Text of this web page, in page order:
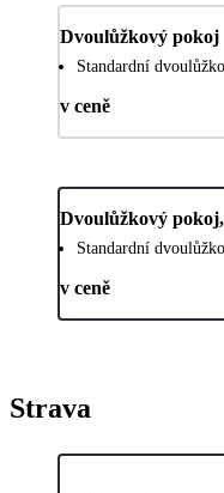
Dvoulůžkový pokoj
Standardní
v ceně
Dvoulůžkový
Standardní
v ceně
Strava